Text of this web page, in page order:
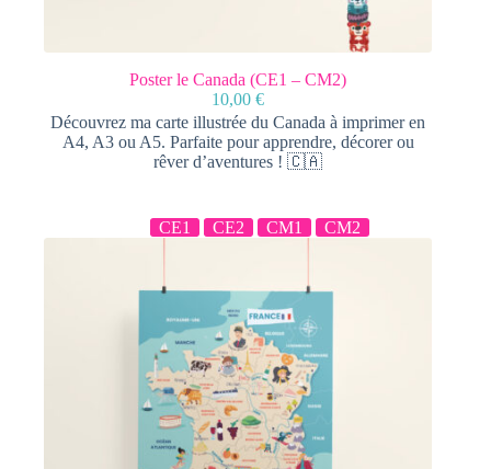
Poster le Canada (CE1 – CM2)
10,00€
Découvrez ma carte illustrée du Canada à imprimer en
A4, A3 ou A5. Parfaite pour apprendre, décorer ou
rêver d’aventures ! 🇨🇦
CE1 CE2 CM1 CM2